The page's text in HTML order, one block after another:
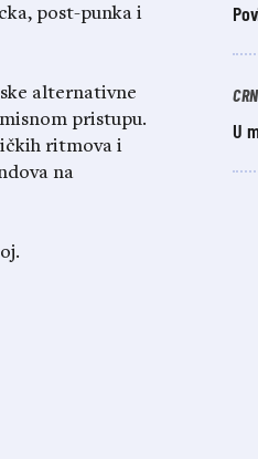
post-punka i
alternativne
pristupu.
ritmova i
na
U